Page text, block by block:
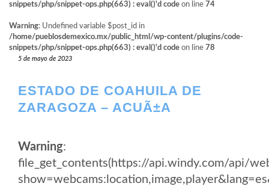
snippets/php/snippet-ops.php(663) : eval()'d code on line 74
Warning: Undefined variable $post_id in
/home/pueblosdemexico.mx/public_html/wp-content/plugins/code-
snippets/php/snippet-ops.php(663) : eval()'d code on line 78
5 de mayo de 2023
ESTADO DE COAHUILA DE
ZARAGOZA – ACUÃ±A
Warning:
file_get_contents(https://api.windy.com/api/